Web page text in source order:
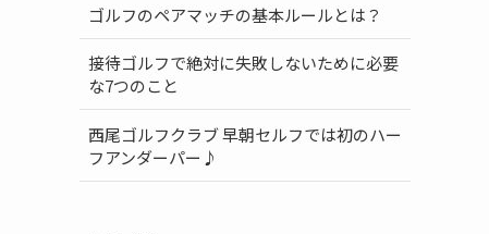
ゴルフのペアマッチの基本ルールとは？
接待ゴルフで絶対に失敗しないために必要
な7つのこと
西尾ゴルフクラブ 早朝セルフでは初のハー
フアンダーパー♪